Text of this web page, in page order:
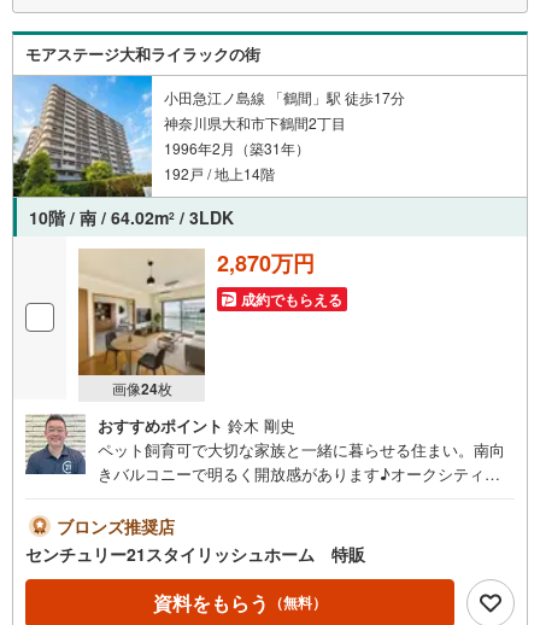
※鍵の手配が必要な場合や、居住中の物件は即日対応が難しい場合もござい
ます 。お早めにお問い合わせください。
■ネット非公開情報もご紹介事前にご希望の「広さ・価格・エリア」や住み
替えのきっかけをお聞かせいただければ、ネット掲載不可の限定情報
や、新規公開予定の物件資料も併せてご用意いたします。
■安心の資金計画・売却サポート将来の金銭的な不安には、提携ファイナン
シャルプランナー（FP）がライフプランに合わせた資金計画をお答えし
ます 。また、購入だけでなく、将来の住み替えやご売却の相談まで長期的
にサポートいたします。
営業時間（9:00～18:00）はお電話が繋がりやすくなっております 。人気物
件は早期終了の可能性があるため、お早めにお問い合わせください！
モアステージ大和ライラックの街
小田急江ノ島線 「鶴間」駅 徒歩17分
神奈川県大和市下鶴間2丁目
1996年2月（築31年）
192戸 / 地上14階
10階 / 南 / 64.02m2 / 3LDK
画像24枚
2,870万円
成約でもらえる
おすすめポイント 鈴木 剛史
ペット飼育可で大切な家族と一緒に暮らせる住まい。南向
きバルコニーで明るく開放感があります♪オークシティが
暮らしやすさにも配慮されています。◆ご見学について◆
平日、土日、早朝、夜間いつでもご見学可能です。ご自宅
までの送迎等、お気軽にご相談ください。車内チャイルド
シートもございます！お客様のご都合に合わせたご提案を
させて頂きます。◆店舗について◆・店舗前お客様専用駐
ブロンズ推奨店
センチュリー21スタイリッシュホーム 特販
資料をもらう （無料）